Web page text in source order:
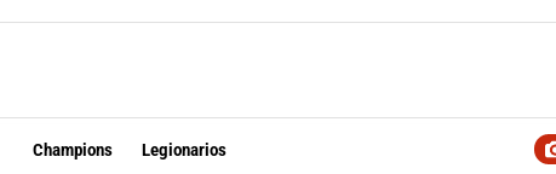
Champions Legionarios